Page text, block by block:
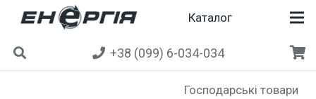
Каталог
+38 (099) 6-034-034
Господарські товари